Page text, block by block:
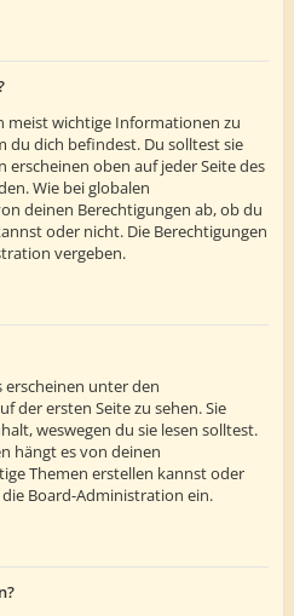
meist wichtige Informationen zu
du dich befindest. Du solltest sie
erscheinen oben auf jeder Seite des
Wie bei globalen
deinen Berechtigungen ab, ob du
oder nicht. Die Berechtigungen
vergeben.
erscheinen unter den
der ersten Seite zu sehen. Sie
weswegen du sie lesen solltest.
hängt es von deinen
Themen erstellen kannst oder
Board-Administration ein.